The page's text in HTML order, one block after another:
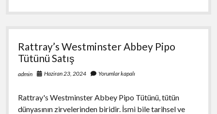
sarma
Fiyat
Rattray’s Westminster Abbey Pipo
Tütünü Satış
admin Haziran 23, 2024 Yorumlar kapalı
Rattray's Westminster Abbey Pipo Tütünü, tütün
dünyasının zirvelerinden biridir. İsmi bile tarihsel ve